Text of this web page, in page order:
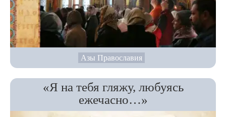
Азы Православия
«Я на тебя гляжу, любуясь
ежечасно…»